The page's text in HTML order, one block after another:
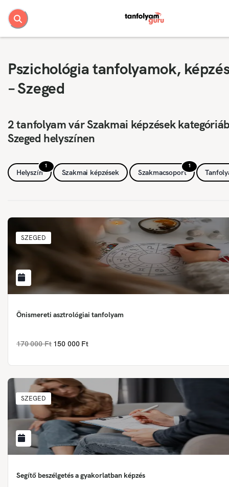
Pszichológia tanfolyamok,
– Szeged
2 tanfolyam vár Szakmai képzések
Szeged helyszínen
1
Helyszín Szakmai képzések
1
Szakmacsoport
SZEGED
Önismereti asztrológiai tanfolyam
170 000 Ft 150 000 Ft
SZEGED
Segítő beszélgetés a gyakorlatban képzés